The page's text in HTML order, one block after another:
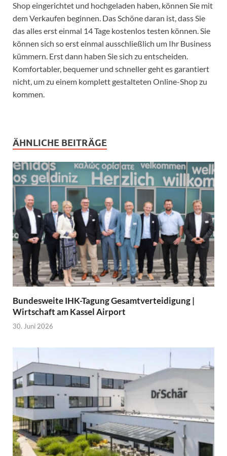
Shop eingerichtet und hochgeladen haben, können Sie mit
dem Verkaufen beginnen. Das Schöne daran ist, dass Sie
das alles erst einmal 14 Tage kostenlos testen können. Sie
können sich so erst einmal ausschließlich um Ihr Business
kümmern. Erst dann haben Sie sich zu entscheiden.
Komfortabler, bequemer und schneller geht es garantiert
nicht, um zu einem komplett gestalteten Online-Shop zu
kommen.
ÄHNLICHE BEITRÄGE
Bundesweite IHK-Tagung Gesamtverteidigung |
Wirtschaft am Kassel Airport
30. Juni 2026